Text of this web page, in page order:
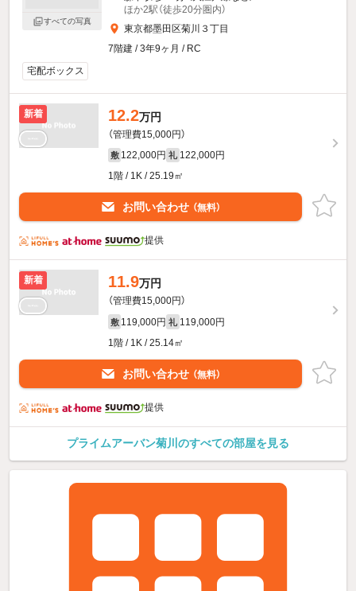
すべての写真
ほか2駅（徒歩20分圏内）
東京都墨田区菊川３丁目
7階建 / 3年9ヶ月 / RC
宅配ボックス
新着 12.2万円
（管理費15,000円）
敷 122,000円 礼 122,000円
1階 / 1K / 25.19㎡
お問い合わせ （無料）
提供
新着 11.9万円
（管理費15,000円）
敷 119,000円 礼 119,000円
1階 / 1K / 25.14㎡
お問い合わせ （無料）
提供
プライムアーバン菊川のすべての部屋を見る